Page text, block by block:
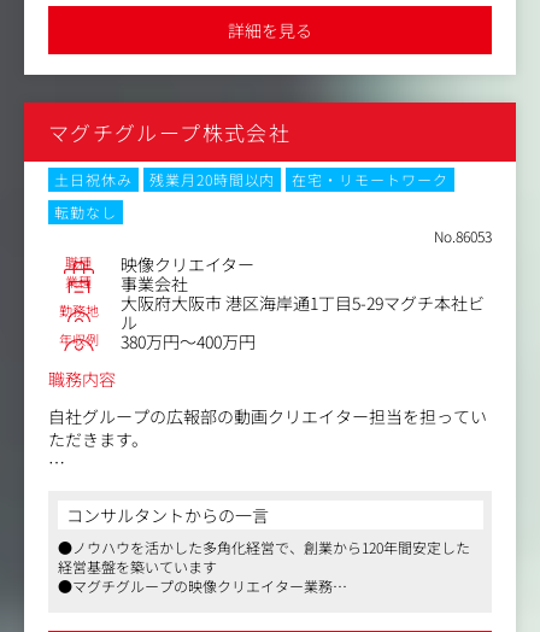
■映像制作業務（撮影・編集/スタッフィング/進行管理/予
プロジェクト毎に最適なメンバーをアサインしたり、
時には撮影現場で指示やアイディアを出したりなど、
裁量大きく活躍できるポジションです！
■ディレクター職の具体的タスク
・提案書作成
・制作スケジュール進行
・撮影ディレクション
・編集指示
・他部署との折衝対応
・予算管理
など
編集、バナー制作など、トータルに映像制作を担っていた
所属はマーケティング本部内のクリエイティブチームです
が、枠にとらわれない幅広い活躍を期待しています。時に
は採用活動や社内トレーニング用の動画撮影など、他部署
からの依頼にも柔軟に対応していただきます。
将来的には、有名タレントを起用したテレビCM撮影など
のビッグプロジェクトにも深く関わっていただく予定で
す。当社のクリエイティブチームにおける動画部門のコア
メンバーとしての活躍を期待しています。
もちろん、先輩や上司が十分にバックアップ・フォローし
動画が、撮影が、ものづくりが好きという気持ちはもちろ
ん、「動画」を武器に、ご自身と組織を成長させたいと考
えるあなたの応募をお待ちしております。
詳細を見る
マグチグループ株式会社
土日祝休み 残業月20時間以内
在宅・リモートワーク
転勤なし
No.86053
職種 映像クリエイター
業種 事業会社
勤務地
大阪府大阪市 港区海岸通1丁目5-29マグチ本社ビ
ル
年収例
380万円～400万円
職務内容
自社グループの広報部の動画クリエイター担当を担ってい
ただきます。
画・制作
Instagramストーリーズや投稿用短編動画、YouTubeショ
ートなど、視聴者に響くトレンドを取り入れた映像コンテ
ンツの制作をお任せします。
コンサルタントからの一言
●ノウハウを活かした多角化経営で、創業から120年間安定した
経営基盤を築いています
●マグチグループの映像クリエイター業務